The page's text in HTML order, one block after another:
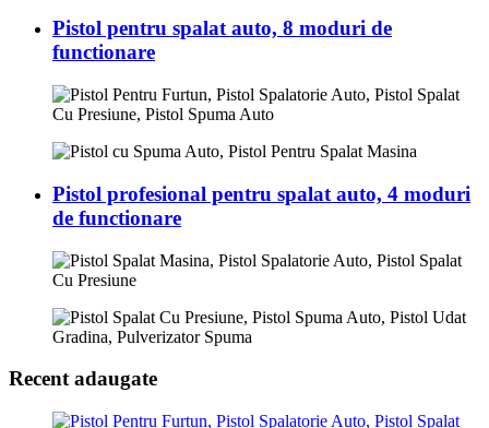
Pistol pentru spalat auto, 8 moduri de
functionare
Pistol profesional pentru spalat auto, 4 moduri
de functionare
Recent adaugate